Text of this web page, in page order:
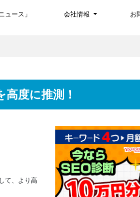
ュース」 会社情報 お
度に推測！
て、より高